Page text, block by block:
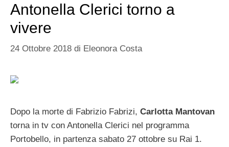
Antonella Clerici torno a
vivere
24 Ottobre 2018 di Eleonora Costa
Dopo la morte di Fabrizio Fabrizi, Carlotta Mantovan
torna in tv con Antonella Clerici nel programma
Portobello, in partenza sabato 27 ottobre su Rai 1.